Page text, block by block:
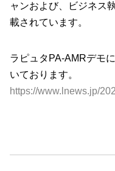
ャンおよび、ビジネス
載されています。
ラピュタPA-AMRデモ
いております。
https://www.lnews.jp/